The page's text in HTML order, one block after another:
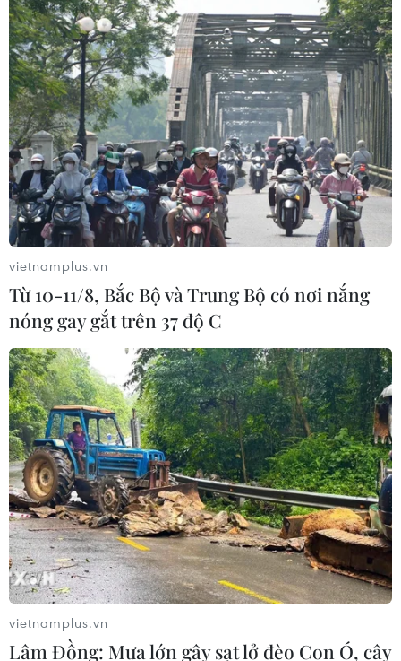
TIN CÙNG CHUYÊN MỤC
Xuất khẩu dệt may 7 tháng đạt trên
27 tỷ USD, duy trì đà tăng trưởng
09/08/2026 08:25
Hải Phòng điều chỉnh kịch bản tăng
trưởng, quyết tâm đạt GRDP 13%
09/08/2026 08:25
Trung Quốc công bố kế hoạch phát
triển ngành hàng không dân dụng
09/08/2026 05:12
Giá gạo Việt Nam đi ngược xu hướng
với các nước xuất khẩu lớn
vietnamplus.vn
Từ 10-11/8, Bắc Bộ và Trung Bộ có nơi nắng
nóng gay gắt trên 37 độ C
vietnamplus.vn
Lâm Đồng: Mưa lớn gây sạt lở đèo Con Ó, cây